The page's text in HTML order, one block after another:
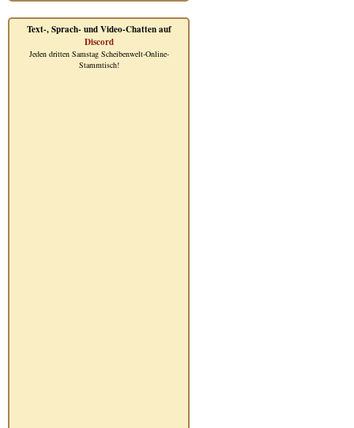
Text-, Sprach- und Video-Chatten auf
Discord
Jeden dritten Samstag Scheibenwelt-Online-
Stammtisch!